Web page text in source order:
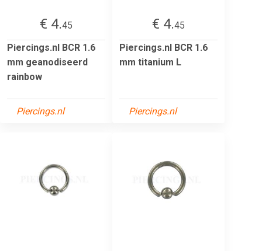
€ 4.45
Piercings.nl BCR 1.6
mm geanodiseerd
rainbow
Piercings.nl
€ 4.45
Piercings.nl BCR 1.6
mm titanium L
Piercings.nl